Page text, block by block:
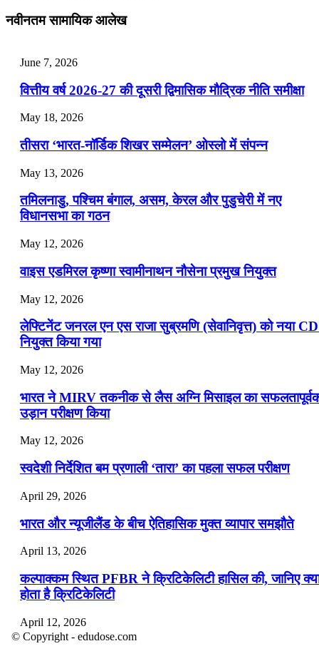
July 25, 2026
📝 डेली करेंट अफेयर्स: 22-24 जुलाई 2026
July 22, 2026
📝 डेली करेंट अफेयर्स: 19-21 जुलाई 2026
July 19, 2026
📝 डेली करेंट अफेयर्स: 16-18 जुलाई 2026
नवीनतम सामायिक आलेख
June 7, 2026
वित्तीय वर्ष 2026-27 की दूसरी द्विमासिक मौद्रिक नीति समीक्षा
May 18, 2026
तीसरा ‘भारत-नॉर्डिक शिखर सम्मेलन’ ओस्लो में संपन्न
May 13, 2026
तमिलनाडु, पश्चिम बंगाल, असम, केरल और पुडुचेरी में नए
विधानसभा का गठन
May 12, 2026
वाइस एडमिरल कृष्णा स्वामीनाथन नौसेना प्रमुख नियुक्त
May 12, 2026
लेफ्टिनेंट जनरल एन एस राजा सुब्रमणि (सेवानिवृत्त) को नया
नियुक्त किया गया
May 12, 2026
भारत ने MIRV तकनीक से लैस अग्नि मिसाइल का
उड़ान परीक्षण किया
May 12, 2026
स्वदेशी निर्देशित बम प्रणाली ‘तारा’ का पहला सफल परीक्षण
April 29, 2026
भारत और न्यूजीलैंड के बीच ऐतिहासिक मुक्त व्यापार समझौते
April 13, 2026
कल्पाक्कम स्थित PFBR ने क्रिटिकेलिटी हासिल की, जानिए
होता है क्रिटिकेलिटी
April 12, 2026
© Copyright - edudose.com